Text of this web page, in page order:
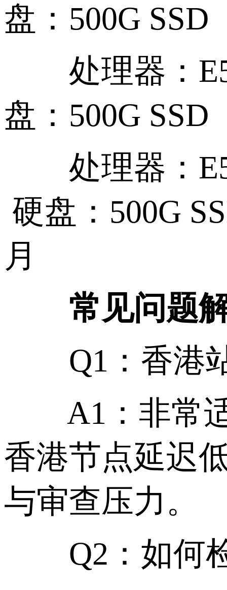
盘：500G
处理器：E5-
盘：500G
处理器：E5-
硬盘：500G
月
常见问题
Q1：香港站
A1：非常适
香港节点延迟
与审查压力。
Q2：如何检